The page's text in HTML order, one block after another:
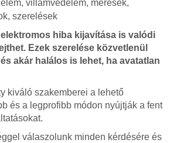
villámvédelem, mérések,
szerelések
hiba kijavítása is valódi
Ezek szerelése közvetlenül
akár halálos is lehet, ha avatatlan
kiváló szakemberei a lehető
és a legprofibb módon nyújtják a fent
válaszolunk minden kérdésére és